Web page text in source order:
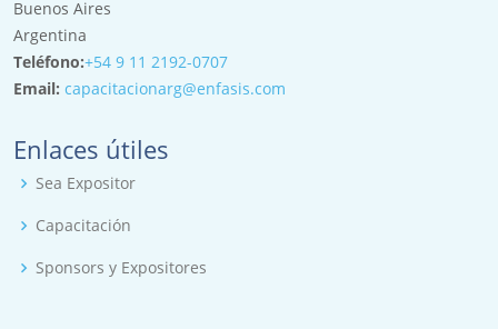
Buenos Aires
Argentina
Teléfono:+54 9 11 2192-0707
Email: capacitacionarg@enfasis.com
Enlaces útiles
Sea Expositor
Capacitación
Sponsors y Expositores